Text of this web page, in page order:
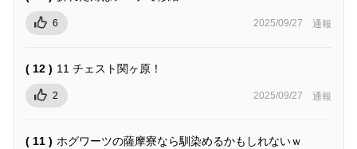
6 2025/09/27 通報
( 12 ) 11 チェスト関ヶ原！
2 2025/09/27 通報
( 11 ) ホグワーツの薩摩寮なら馴染めるかもしれないｗ